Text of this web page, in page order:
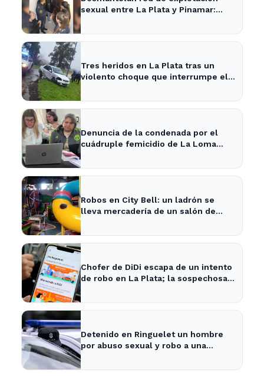
sexual entre La Plata y Pinamar:
Tres heridos en La Plata tras un
violento choque que interrumpe el
Denuncia de la condenada por el
cuádruple femicidio de La Loma
Robos en City Bell: un ladrón se
lleva mercadería de un salón de
Chofer de DiDi escapa de un intento
de robo en La Plata; la sospechosa
Detenido en Ringuelet un hombre
por abuso sexual y robo a una